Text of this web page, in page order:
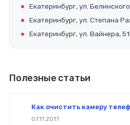
Екатеринбург, ул.
Екатеринбург, ул. Степана
Екатеринбург, ул. Вайнера,
Полезные статьи
Как очистить камеру
07.11.2017